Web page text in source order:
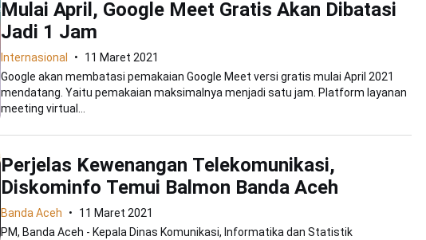
Mulai April, Google Meet Gratis Akan Dibatasi
Jadi 1 Jam
Internasional
11 Maret 2021
Google akan membatasi pemakaian Google Meet versi gratis mulai April 2021
mendatang. Yaitu pemakaian maksimalnya menjadi satu jam. Platform layanan
meeting virtual...
Perjelas Kewenangan Telekomunikasi,
Diskominfo Temui Balmon Banda Aceh
Banda Aceh
11 Maret 2021
PM, Banda Aceh - Kepala Dinas Komunikasi, Informatika dan Statistik